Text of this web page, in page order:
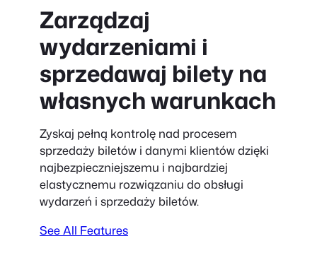
Zarządzaj
wydarzeniami i
sprzedawaj bilety na
własnych warunkach
Zyskaj pełną kontrolę nad procesem
sprzedaży biletów i danymi klientów dzięki
najbezpieczniejszemu i najbardziej
elastycznemu rozwiązaniu do obsługi
wydarzeń i sprzedaży biletów.
See All Features